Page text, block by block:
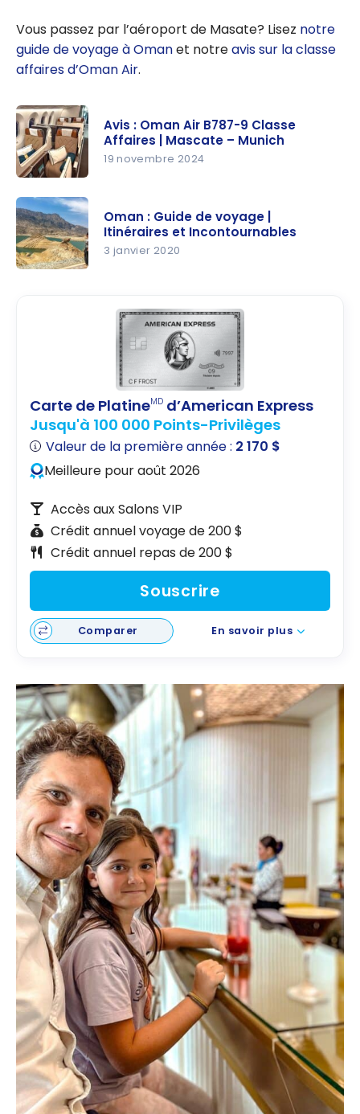
Vous passez par l’aéroport de Masate? Lisez notre
guide de voyage à Omanet notreavis sur la classe
affaires d’Oman Air.
Oman Air
B787-9
Classe
Affaires |
Avis : Oman Air B787-9 Classe
Affaires | Mascate – Munich
19 novembre 2024
ables
Oman : Guide de voyage |
Itinéraires et Incontournables
3 janvier 2020
Carte de PlatineMD d’American Express
Jusqu'à 100 000 Points-Privilèges
Valeur de la première année : 2 170 $
Meilleure pour août 2026
Accès aux Salons VIP
Crédit annuel voyage de 200 $
Crédit annuel repas de 200 $
Souscrire
Comparer En savoir plus